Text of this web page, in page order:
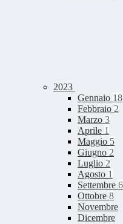
2023
Gennaio 18
Febbraio 2
Marzo 3
Aprile 1
Maggio 5
Giugno 2
Luglio 2
Agosto 1
Settembre 6
Ottobre 8
Novembre
Dicembre